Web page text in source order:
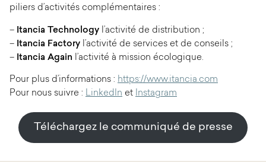
piliers d’activités complémentaires :
– Itancia Technology l’activité de distribution ;
– Itancia Factory l’activité de services et de conseils ;
– Itancia Again l’activité à mission écologique.
Pour plus d’informations : https://www.itancia.com
Pour nous suivre : LinkedIn et Instagram
Téléchargez le communiqué de presse